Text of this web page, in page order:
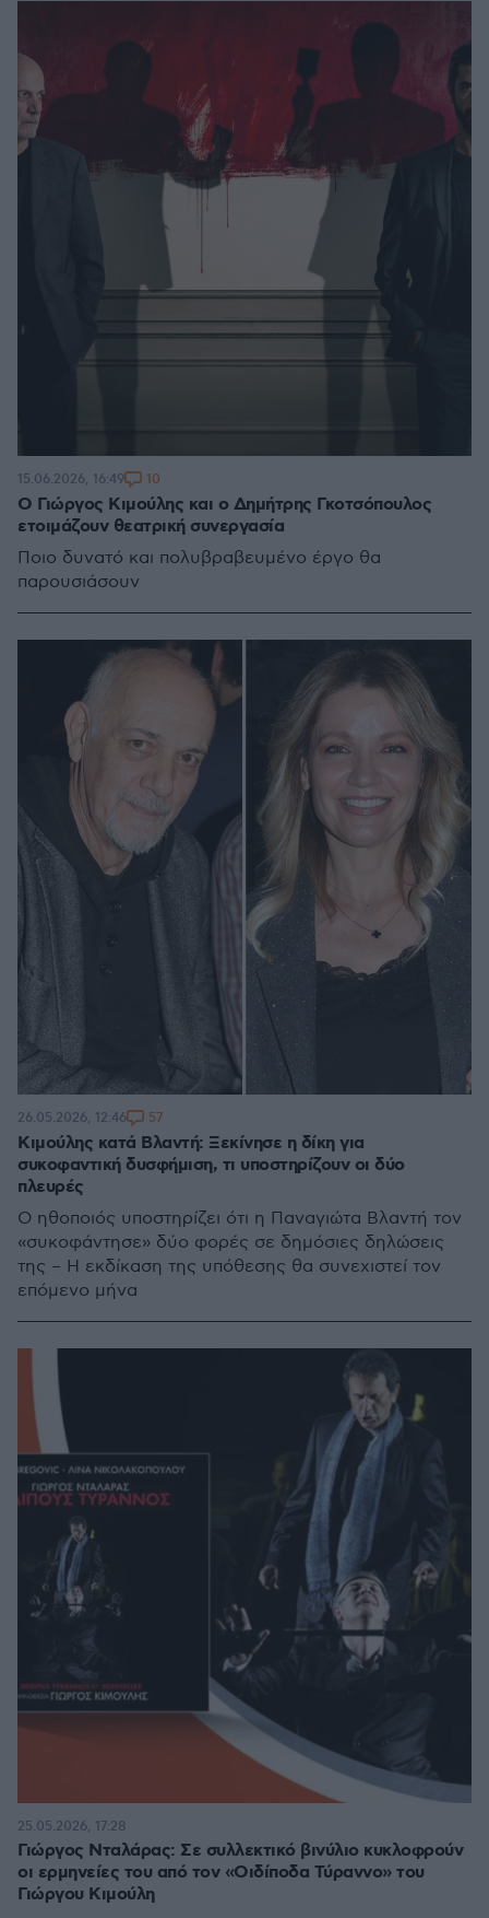
Ο Γιώργος Κιμούλης και ο Δημήτρης Γκοτσόπουλος
ετοιμάζουν θεατρική συνεργασία
Ποιο δυνατό και πολυβραβευμένο έργο θα
παρουσιάσουν
15.06.2026, 16:49 10
Κιμούλης κατά Βλαντή: Ξεκίνησε η δίκη για
συκοφαντική δυσφήμιση, τι υποστηρίζουν οι δύο
πλευρές
Ο ηθοποιός υποστηρίζει ότι η Παναγιώτα Βλαντή τον
«συκοφάντησε» δύο φορές σε δημόσιες δηλώσεις
της – Η εκδίκαση της υπόθεσης θα συνεχιστεί τον
επόμενο μήνα
26.05.2026, 12:46 57
Γιώργος Νταλάρας: Σε συλλεκτικό βινύλιο κυκλοφρούν
οι ερμηνείες του από τον «Οιδίποδα Τύραννο» του
Γιώργου Κιμούλη
25.05.2026, 17:28